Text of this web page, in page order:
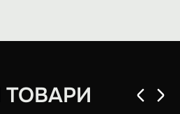
ТОВАРИ